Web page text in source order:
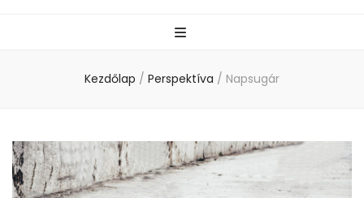
Kezdőlap / Perspektíva / Napsugár